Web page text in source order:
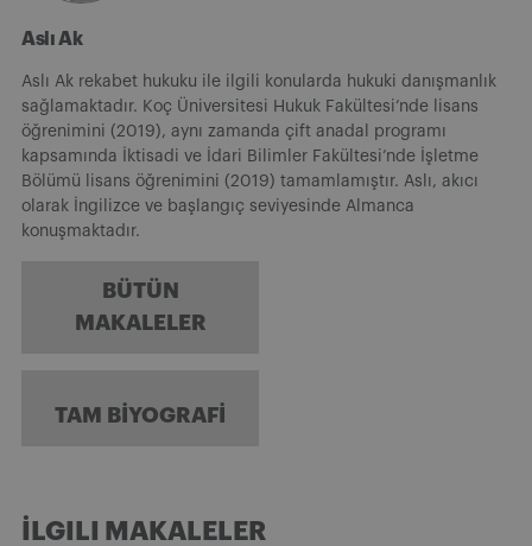
Aslı Ak
Aslı Ak rekabet hukuku ile ilgili konularda hukuki danışmanlık
sağlamaktadır. Koç Üniversitesi Hukuk Fakültesi’nde lisans
öğrenimini (2019), aynı zamanda çift anadal programı
kapsamında İktisadi ve İdari Bilimler Fakültesi’nde İşletme
Bölümü lisans öğrenimini (2019) tamamlamıştır. Aslı, akıcı
olarak İngilizce ve başlangıç seviyesinde Almanca
konuşmaktadır.
BÜTÜN
MAKALELER
TAM BIYOGRAFI
İLGILI MAKALELER